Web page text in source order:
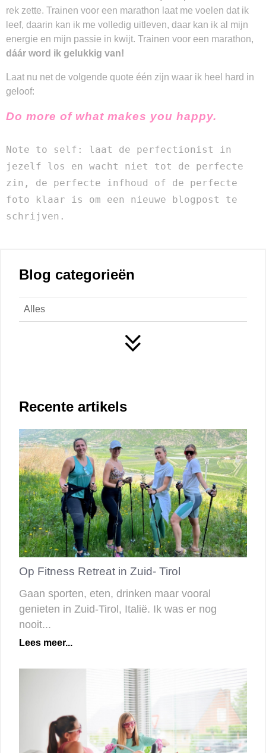
Blog categorieën
Alles
Recente artikels
Op Fitness Retreat in Zuid- Tirol
Gaan sporten, eten, drinken maar vooral
genieten in Zuid-Tirol, Italië. Ik was er nog
nooit...
Lees meer...
rek zette. Trainen voor een marathon laat me voelen dat ik
leef, daarin kan ik me volledig uitleven, daar kan ik al mijn
energie en mijn passie in kwijt. Trainen voor een marathon,
dáár word ik gelukkig van!
Laat nu net de volgende quote één zijn waar ik heel hard in
geloof:
Do more of what makes you happy.
Note to self: laat de perfectionist in
jezelf los en wacht niet tot de perfecte
zin, de perfecte infhoud of de perfecte
foto klaar is om een nieuwe blogpost te
schrijven.